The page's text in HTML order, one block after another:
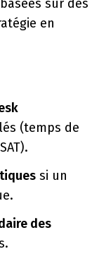
sur des
en
(temps de
si un
des